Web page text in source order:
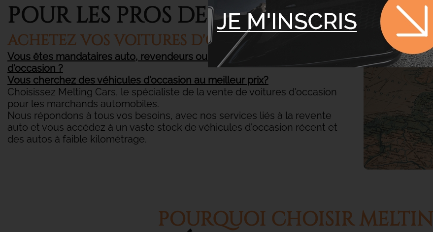
POUR LES PROS DE L'AUTO
ACHETEZ VOS VOITURES D'OCCASION
Vous êtes mandataires auto, revendeurs ou négociants en véhicules
d'occasion ?
Vous cherchez des véhicules d'occasion au meilleur prix?
Choisissez Melting Cars, le spécialiste de la vente de voitures d'occasion
pour les marchands automobiles.
Nous répondons à tous vos besoins, avec nos services liés à la revente
auto et vous accédez à un vaste stock de véhicules d'occasion récent et
des autos à faible kilométrage.
POURQUOI CHOISIR